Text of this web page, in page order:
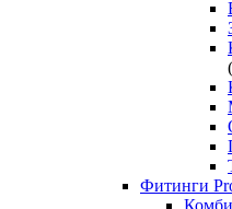
Фитинги